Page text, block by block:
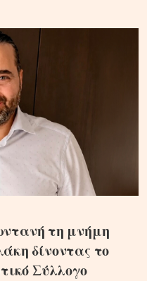
τη μνήμη
δίνοντας το
Σύλλογο